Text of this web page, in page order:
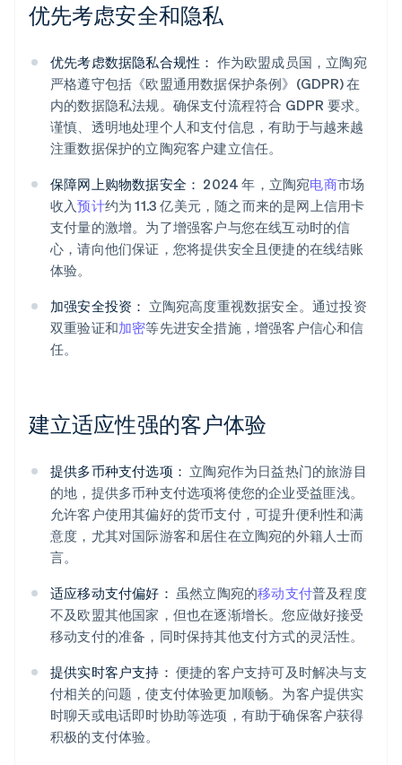
优先考虑安全和隐私
优先考虑数据隐私合规性： 作为欧盟成员国，立陶宛
严格遵守包括《欧盟通用数据保护条例》(GDPR) 在
内的数据隐私法规。确保支付流程符合 GDPR 要求。
谨慎、透明地处理个人和支付信息，有助于与越来越
注重数据保护的立陶宛客户建立信任。
保障网上购物数据安全： 2024 年，立陶宛电商市场
收入预计约为 11.3 亿美元，随之而来的是网上信用卡
支付量的激增。为了增强客户与您在线互动时的信
心，请向他们保证，您将提供安全且便捷的在线结账
体验。
加强安全投资： 立陶宛高度重视数据安全。通过投资
双重验证和加密等先进安全措施，增强客户信心和信
任。
建立适应性强的客户体验
提供多币种支付选项： 立陶宛作为日益热门的旅游目
的地，提供多币种支付选项将使您的企业受益匪浅。
允许客户使用其偏好的货币支付，可提升便利性和满
意度，尤其对国际游客和居住在立陶宛的外籍人士而
言。
适应移动支付偏好： 虽然立陶宛的移动支付普及程度
不及欧盟其他国家，但也在逐渐增长。您应做好接受
移动支付的准备，同时保持其他支付方式的灵活性。
提供实时客户支持： 便捷的客户支持可及时解决与支
付相关的问题，使支付体验更加顺畅。为客户提供实
时聊天或电话即时协助等选项，有助于确保客户获得
积极的支付体验。
阿联酋
English
爱尔兰
English
爱沙尼亚
English
奥地利
DeutschEnglish
English
巴西
PortuguêsEnglish
保加利亚
English